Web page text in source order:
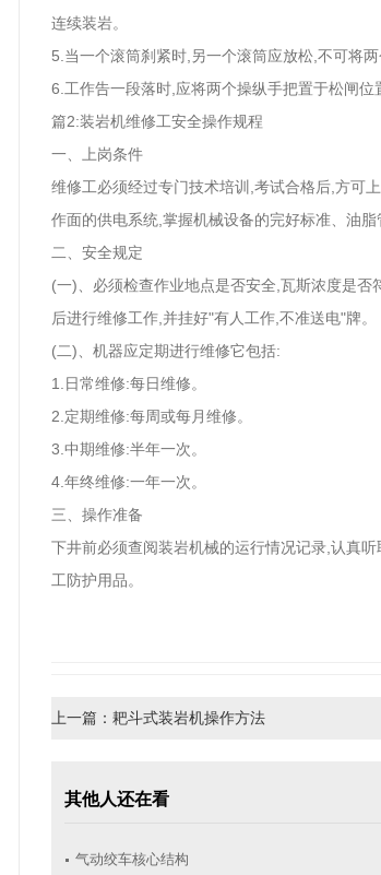
连续装岩。
5.当一个滚筒刹紧时,另一个滚筒应放松,不可将
6.工作告一段落时,应将两个操纵手把置于松闸位
篇2:装岩机维修工安全操作规程
一、上岗条件
维修工必须经过专门技术培训,考试合格后,方可
作面的供电系统,掌握机械设备的完好标准、油
二、安全规定
(一)、必须检查作业地点是否安全,瓦斯浓度是
后进行维修工作,并挂好"有人工作,不准送电"牌。
(二)、机器应定期进行维修它包括:
1.日常维修:每日维修。
2.定期维修:每周或每月维修。
3.中期维修:半年一次。
4.年终维修:一年一次。
三、操作准备
下井前必须查阅装岩机械的运行情况记录,认真
工防护用品。
上一篇： 耙斗式装岩机操作方法
其他人还在看
气动绞车核心结构